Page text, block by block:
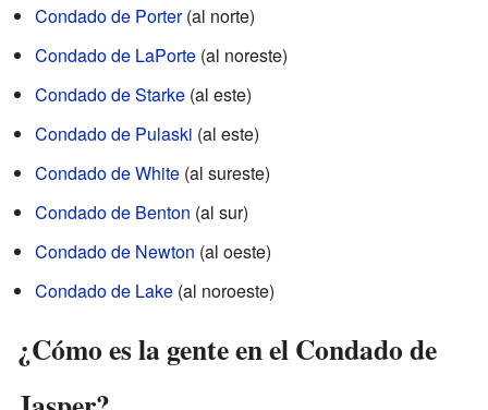
Condado de Porter(al norte)
Condado de LaPorte (al noreste)
Condado de Starke (al este)
Condado de Pulaski (al este)
Condado de White (al sureste)
Condado de Benton (al sur)
Condado de Newton (al oeste)
Condado de Lake (al noroeste)
¿Cómo es la gente en el Condado de